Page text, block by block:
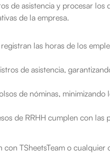
de asistencia y procesar los
de la empresa.
las horas de los
de asistencia,
de nóminas, minimizando
de RRHH cumplen con las
TSheetsTeam o